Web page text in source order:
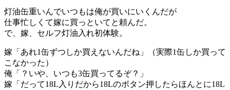
灯油缶重いんでいつもは俺が買いにいくんだが
仕事忙しくて嫁に買っといてと頼んだ。
で、嫁、セルフ灯油入れ初体験。
嫁「あれ1缶ずつしか買えないんだね」（実際1缶しか買って
こなかった）
俺「？いや、いつも3缶買ってるぞ？」
嫁「だって18L入りだから18Lのボタン押したらほんとに18L